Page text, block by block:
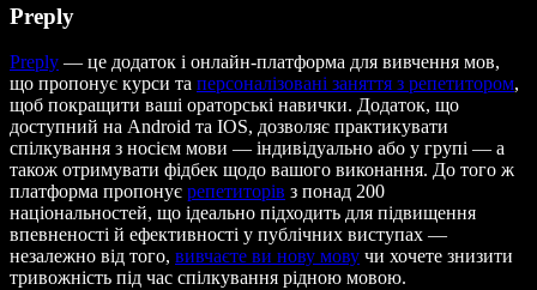
Preply
Preply — це додаток і онлайн-платформа для вивчення мов,
що пропонує курси та персоналізовані заняття з репетитором,
щоб покращити ваші ораторські навички. Додаток, що
доступний на Android та IOS, дозволяє практикувати
спілкування з носієм мови — індивідуально або у групі — а
також отримувати фідбек щодо вашого виконання. До того ж
платформа пропонує репетиторів з понад 200
національностей, що ідеально підходить для підвищення
впевненості й ефективності у публічних виступах —
незалежно від того, вивчаєте ви нову мову чи хочете знизити
тривожність під час спілкування рідною мовою.